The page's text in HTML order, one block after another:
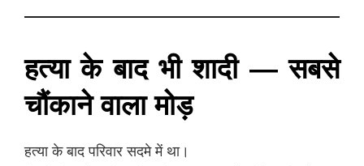
हत्या के बाद भी शादी — सबसे
चौंकाने वाला मोड़
हत्या के बाद परिवार सदमे में था।